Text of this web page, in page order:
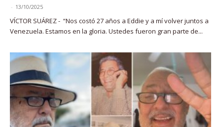
- 13/10/2025
VÍCTOR SUÁREZ - “Nos costó 27 años a Eddie y a mí volver juntos a
Venezuela. Estamos en la gloria. Ustedes fueron gran parte de...